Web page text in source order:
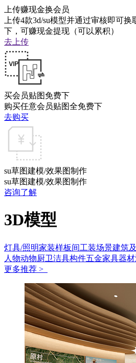
上传赚现金换会员
上传4款3d/su模型并通过审核即可
下，可赚现金提现（可以累积）
去上传
买会员贴图免费下
购买任意会员贴图全免费下
去购买
su草图建模/效果图制作
su草图建模/效果图制作
咨询了解
3D模型
灯具/照明家装样板间工装场景建筑
人物动物厨卫洁具构件五金家具器材
更多推荐 >